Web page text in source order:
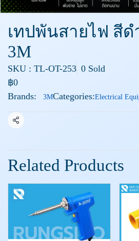
เทปพันสายไฟ สีด
3M
SKU : TL-OT-253 0 Sold
฿0
Brands:
3MCategories:Electrical
Share
Related Products